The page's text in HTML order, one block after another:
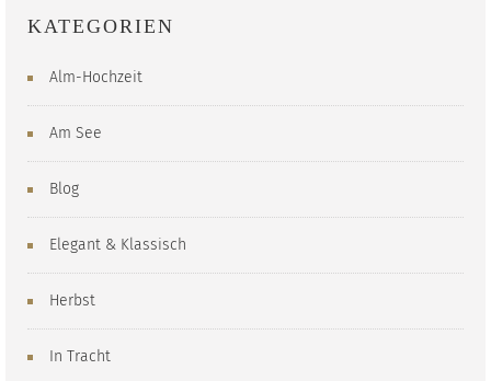
KATEGORIEN
Alm-Hochzeit
Am See
Blog
Elegant & Klassisch
Herbst
In Tracht